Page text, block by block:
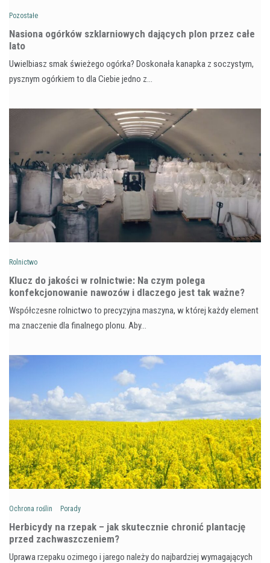
Pozostałe
Nasiona ogórków szklarniowych dających plon przez całe
lato
Uwielbiasz smak świeżego ogórka? Doskonała kanapka z soczystym,
pysznym ogórkiem to dla Ciebie jedno z…
Rolnictwo
Klucz do jakości w rolnictwie: Na czym polega
konfekcjonowanie nawozów i dlaczego jest tak ważne?
Współczesne rolnictwo to precyzyjna maszyna, w której każdy element
ma znaczenie dla finalnego plonu. Aby…
Ochrona roślin Porady
Herbicydy na rzepak – jak skutecznie chronić plantację
przed zachwaszczeniem?
Uprawa rzepaku ozimego i jarego należy do najbardziej wymagających